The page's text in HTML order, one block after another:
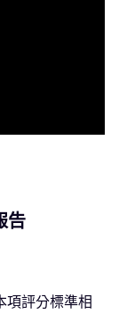
告
項評分標準相